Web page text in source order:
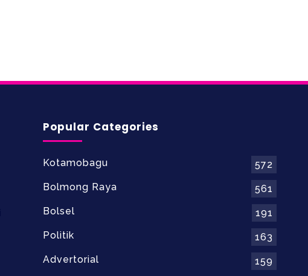
Popular Categories
Kotamobagu
572
Bolmong Raya
561
Bolsel
191
Politik
163
Advertorial
159